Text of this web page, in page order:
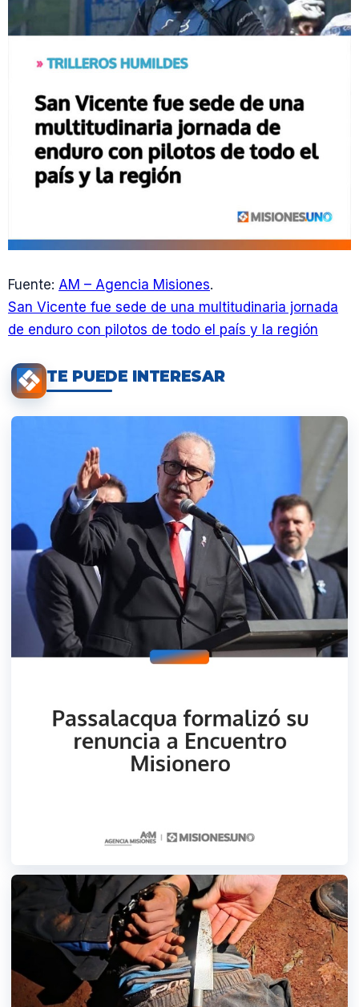
Fuente: AM – Agencia Misiones.
San Vicente fue sede de una multitudinaria jornada
de enduro con pilotos de todo el país y la región
TE PUEDE INTERESAR